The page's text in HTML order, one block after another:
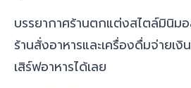
บรรยากาศร้านตกแต่งสไตล์มินิมอ
ร้านสั่งอาหารและเครื่องดื่มจ่ายเ
เสิร์ฟอาหารได้เลย